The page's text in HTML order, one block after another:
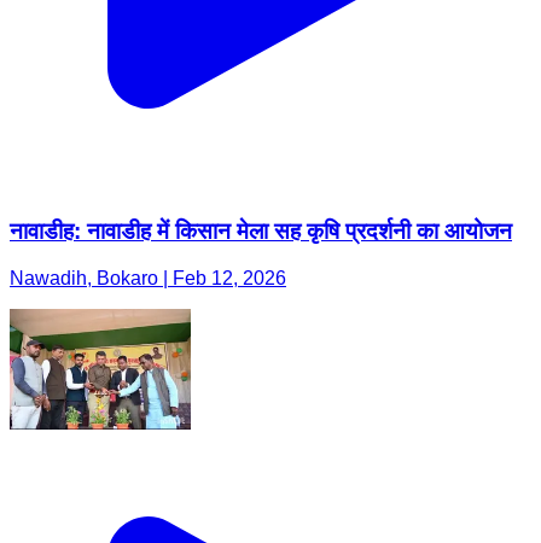
नावाडीह: नावाडीह में किसान मेला सह कृषि प्रदर्शनी का आयोजन
Nawadih, Bokaro | Feb 12, 2026